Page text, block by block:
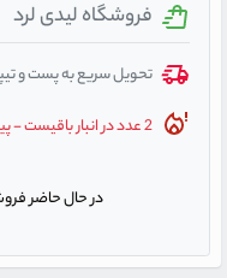
فروشگاه لیدی لرد
تحویل سریع به پست و
2 عدد در انبار باقیست - پیش از اتمام بخرید
در حال حاضر